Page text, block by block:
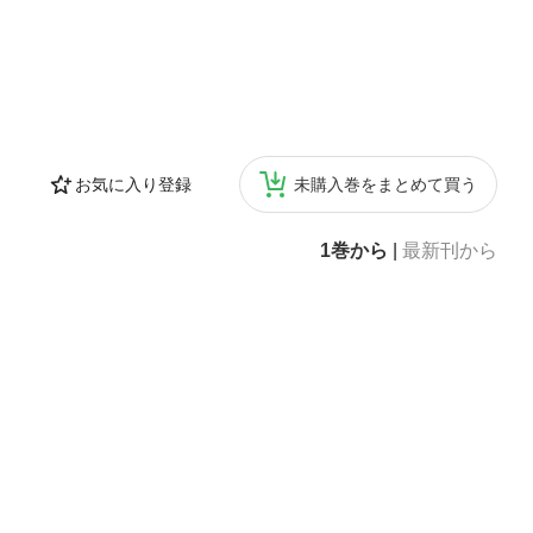
お気に入り登録 未購入巻をまとめて買う
1巻から 最新刊から